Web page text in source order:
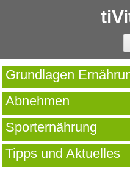
Grundlagen
Abnehmen
Sporternährung
Tipps und Aktuelles